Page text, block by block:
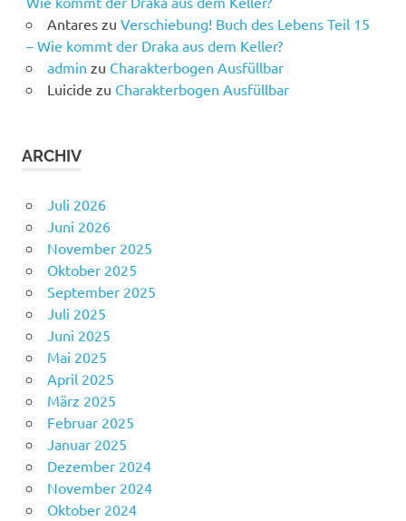
Antareszu Verschiebung! Buch des Lebens Teil 15
– Wie kommt der Draka aus dem Keller?
admin zu Charakterbogen Ausfüllbar
Luicide zu Charakterbogen Ausfüllbar
ARCHIV
Juli 2026
Juni 2026
November 2025
Oktober 2025
September 2025
Juli 2025
Juni 2025
Mai 2025
April 2025
März 2025
Februar 2025
Januar 2025
Dezember 2024
November 2024
Oktober 2024